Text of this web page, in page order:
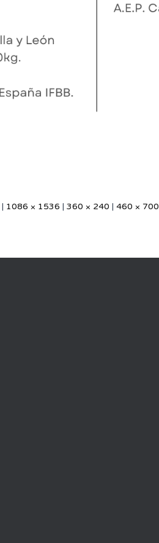
1086 × 1536 360 × 240 460 × 700